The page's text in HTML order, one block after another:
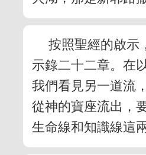
按照聖經的啟示
示錄二十二章。在
我們看見另一道流
從神的寶座流出，
生命線和知識線這